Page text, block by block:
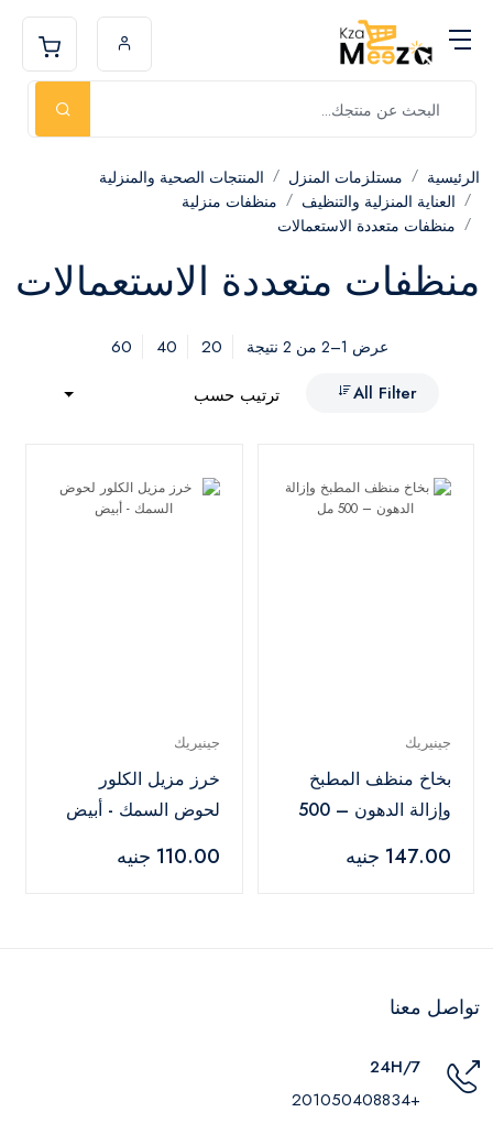
الرئيسية مستلزمات المنزل
المنتجات الصحية والمنزلية
العناية المنزلية والتنظيف
منظفات منزلية
منظفات متعددة الاستعمالات
منظفات متعددة الاستعمالات
عرض 1–2 من 2 نتيجة 20
40
60
All Filter
ترتيب حسب
جينيريك
بخاخ منظف المطبخ
وإزالة الدهون – 500
147.00 جنيه
جينيريك
خرز مزيل الكلور
لحوض السمك - أبيض
110.00 جنيه
تواصل معنا
24H/7
+201050408834